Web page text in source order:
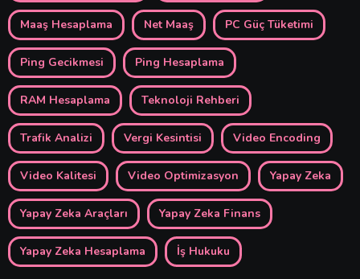
Maaş Hesaplama Net Maaş PC Güç Tüketimi
Ping Gecikmesi Ping Hesaplama
RAM Hesaplama Teknoloji Rehberi
Trafik Analizi Vergi Kesintisi Video Encoding
Video Kalitesi Video Optimizasyon Yapay Zeka
Yapay Zeka Araçları Yapay Zeka Finans
Yapay Zeka Hesaplama İş Hukuku